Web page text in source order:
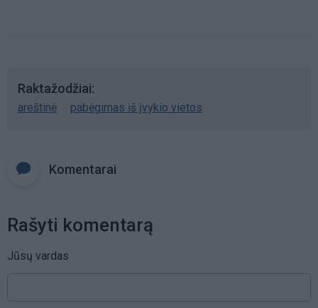
Raktažodžiai
areštinė pabėgimas iš įvykio vietos
Komentarai
Rašyti komentarą
Jūsų vardas